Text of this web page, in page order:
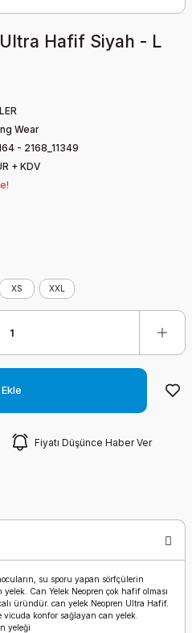
Hafif Siyah - L
Wear
- 2168_11349
+ KDV
XS XXL
Fiyatı Düşünce Haber Ver
su sporu yapan sörfçülerin
Can Yelek Neopren çok hafif olması
üründür. can yelek Neopren Ultra Hafif.
vicuda konfor sağlayan can yelek.
yeleği